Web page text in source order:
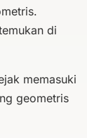
di
memasuki
geometris